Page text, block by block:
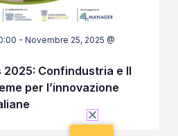
- Novembre 25, 2025 @
2025: Confindustria e Il
per l’innovazione